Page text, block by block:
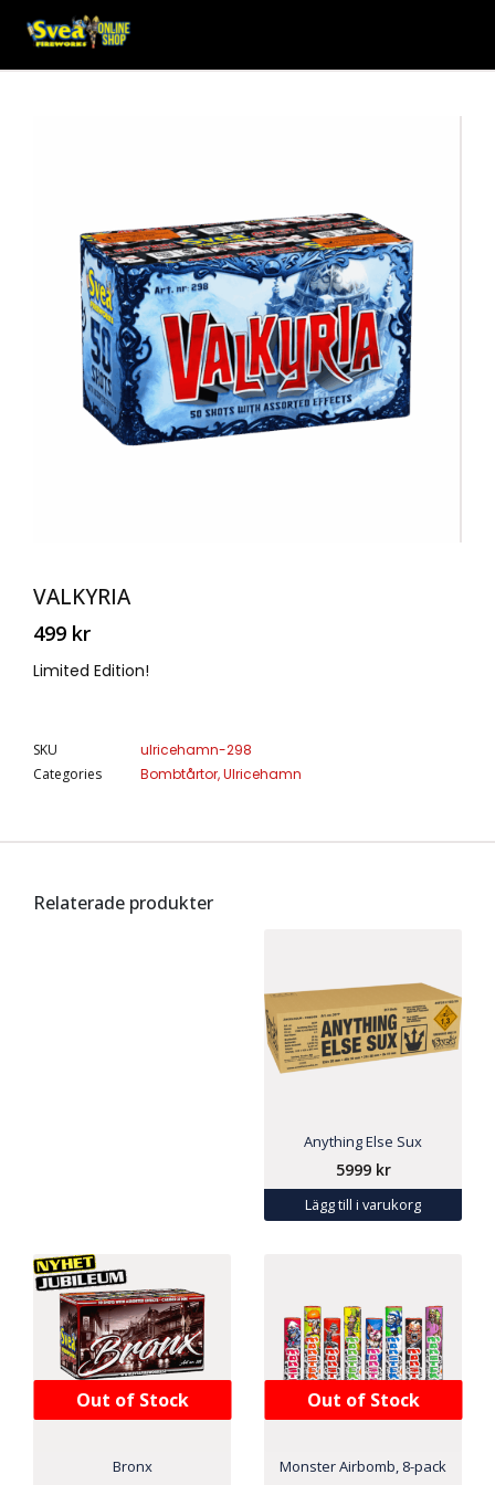
VALKYRIA
499 kr
Limited Edition!
SKU
ulricehamn-298
Categories
Bombtårtor,Ulricehamn
Relaterade produkter
Anything Else Sux
5999 kr
Lägg till i varukorg
Out of Stock
Bronx
Out of Stock
Monster Airbomb, 8-pack